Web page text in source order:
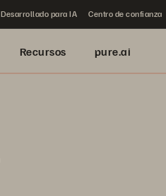
Desarrollado para IA Centro de confianza
Recursos pure.ai